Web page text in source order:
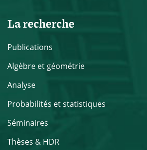
La recherche
Publications
Algèbre et géométrie
Analyse
Probabilités et statistiques
Séminaires
Thèses & HDR